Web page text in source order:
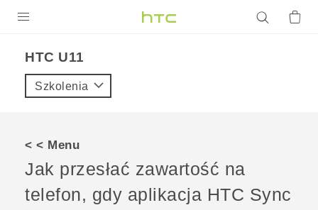
VIVE
VIVERSE
HTC U11‎
Szkolenia
< < Menu
Jak przesłać zawartość na
telefon, gdy aplikacja HTC Sync